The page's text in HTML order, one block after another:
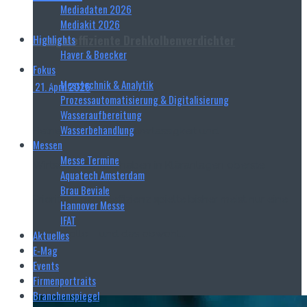
Energieeffiziente Drehkolbenverdichter
21. April 2026
Betriebssicherheit, Zuverlässigkeit und
Wirtschaftlichkeit haben in Kläranlagen oberste
Priorität. Energieeffizienz spielte bisher meist nur eine
Nebenrolle – und das obwohl...
Read more
Mediadaten 2026
Mediakit 2026
Highlights
Haver & Boecker
Fokus
Messtechnik & Analytik
Prozessautomatisierung & Digitalisierung
Wasseraufbereitung
Wasserbehandlung
Messen
Messe Termine
Aquatech Amsterdam
Brau Beviale
Hannover Messe
IFAT
Aktuelles
E‑Mag
Events
Firmenportraits
Branchenspiegel